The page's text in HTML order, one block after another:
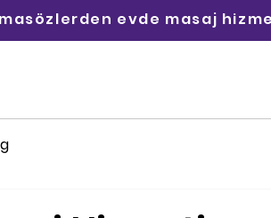
evde masaj